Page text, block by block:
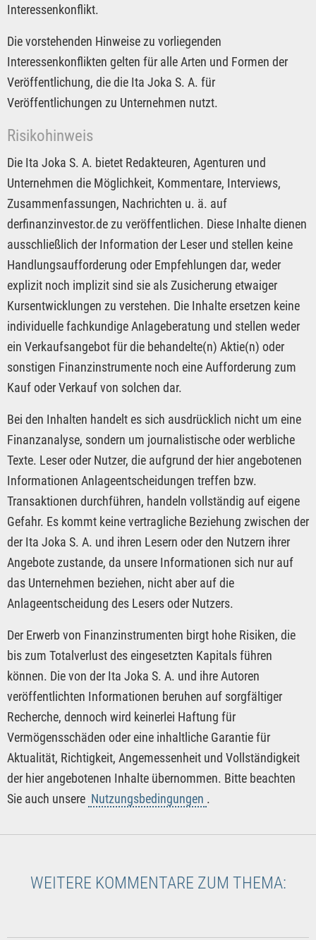
Interessenkonflikt.
Die vorstehenden Hinweise zu vorliegenden
Interessenkonflikten gelten für alle Arten und Formen der
Veröffentlichung, die die Ita Joka S. A. für
Veröffentlichungen zu Unternehmen nutzt.
Risikohinweis
Die Ita Joka S. A. bietet Redakteuren, Agenturen und
Unternehmen die Möglichkeit, Kommentare, Interviews,
Zusammenfassungen, Nachrichten u. ä. auf
derfinanzinvestor.de zu veröffentlichen. Diese Inhalte dienen
ausschließlich der Information der Leser und stellen keine
Handlungsaufforderung oder Empfehlungen dar, weder
explizit noch implizit sind sie als Zusicherung etwaiger
Kursentwicklungen zu verstehen. Die Inhalte ersetzen keine
individuelle fachkundige Anlageberatung und stellen weder
ein Verkaufsangebot für die behandelte(n) Aktie(n) oder
sonstigen Finanzinstrumente noch eine Aufforderung zum
Kauf oder Verkauf von solchen dar.
Bei den Inhalten handelt es sich ausdrücklich nicht um eine
Finanzanalyse, sondern um journalistische oder werbliche
Texte. Leser oder Nutzer, die aufgrund der hier angebotenen
Informationen Anlageentscheidungen treffen bzw.
Transaktionen durchführen, handeln vollständig auf eigene
Gefahr. Es kommt keine vertragliche Beziehung zwischen der
der Ita Joka S. A. und ihren Lesern oder den Nutzern ihrer
Angebote zustande, da unsere Informationen sich nur auf
das Unternehmen beziehen, nicht aber auf die
Anlageentscheidung des Lesers oder Nutzers.
Der Erwerb von Finanzinstrumenten birgt hohe Risiken, die
bis zum Totalverlust des eingesetzten Kapitals führen
können. Die von der Ita Joka S. A. und ihre Autoren
veröffentlichten Informationen beruhen auf sorgfältiger
Recherche, dennoch wird keinerlei Haftung für
Vermögensschäden oder eine inhaltliche Garantie für
Aktualität, Richtigkeit, Angemessenheit und Vollständigkeit
der hier angebotenen Inhalte übernommen. Bitte beachten
Sie auch unsere Nutzungsbedingungen .
WEITERE KOMMENTARE ZUM THEMA: